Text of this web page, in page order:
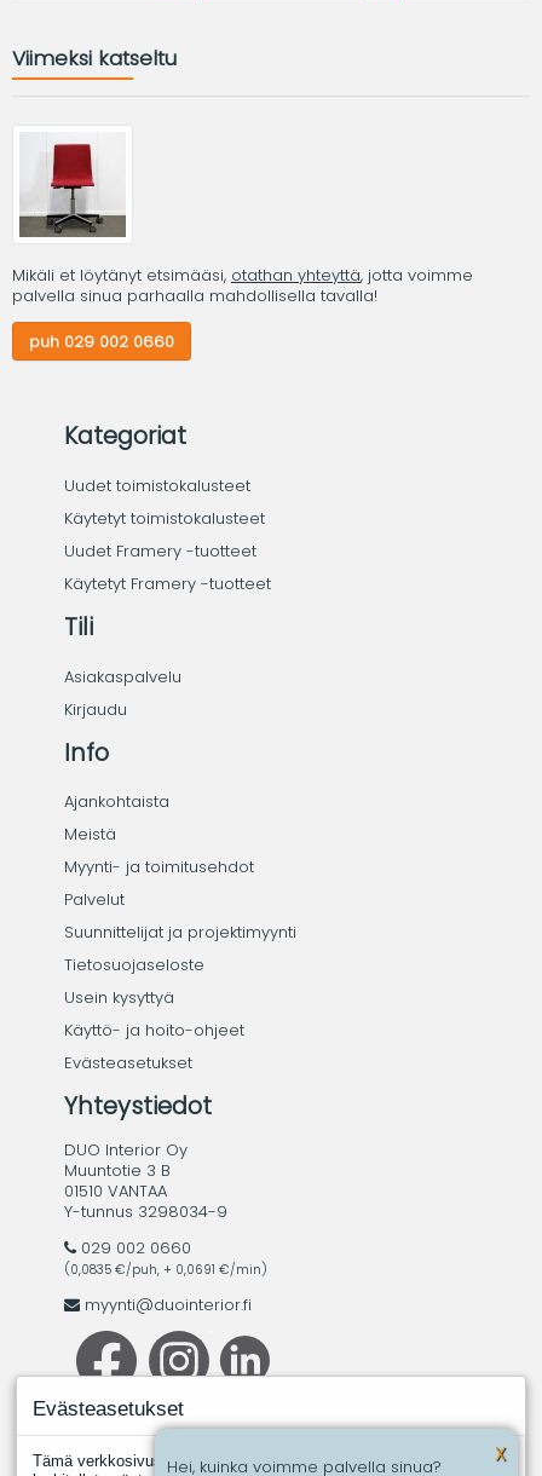
Viimeksi katseltu
Mikäli et löytänyt etsimääsi, otathan yhteyttä, jotta voimme
palvella sinua parhaalla mahdollisella tavalla!
puh 029 002 0660
Kategoriat
Uudet toimistokalusteet
Käytetyt toimistokalusteet
Uudet Framery -tuotteet
Käytetyt Framery -tuotteet
Tili
Asiakaspalvelu
Kirjaudu
Info
Ajankohtaista
Meistä
Myynti- ja toimitusehdot
Palvelut
Suunnittelijat ja projektimyynti
Tietosuojaseloste
Usein kysyttyä
Käyttö- ja hoito-ohjeet
Evästeasetukset
Yhteystiedot
DUO Interior Oy
Muuntotie 3 B
01510 VANTAA
Y-tunnus 3298034-9
029 002 0660
(0,0835 €/puh, + 0,0691 €/min)
myynti@duointerior.fi
X
Hei, kuinka voimme palvella sinua?
Evästeasetukset
Tämä verkkosivusto käyttää evästeitä. Evästeistä välttämättömiksi